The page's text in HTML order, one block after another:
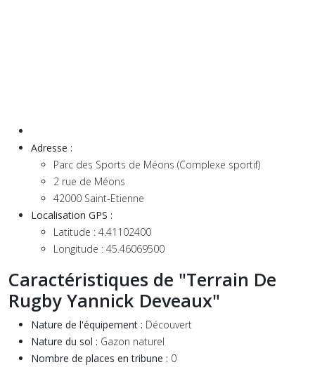
Adresse :
Parc des Sports de Méons (Complexe sportif)
2 rue de Méons
42000 Saint-Etienne
Localisation GPS :
Latitude : 4.41102400
Longitude : 45.46069500
Caractéristiques de "Terrain De
Rugby Yannick Deveaux"
Nature de l'équipement : Découvert
Nature du sol : Gazon naturel
Nombre de places en tribune : 0